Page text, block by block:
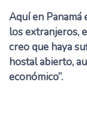
Aquí en
los extranjeros,
creo que haya
hostal abierto,
económico”.